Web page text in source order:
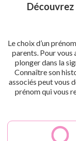
Le choix d’un
parents. Pour vous
plonger dans la
Connaître son
associés peut vous
prénom qui vous